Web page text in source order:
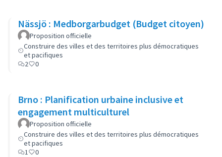
Nässjö : Medborgarbudget (Budget citoyen)
Proposition officielle
Construire des villes et des territoires plus démocratiques
et pacifiques
2
0
Brno : Planification urbaine inclusive et
engagement multiculturel
Proposition officielle
Construire des villes et des territoires plus démocratiques
et pacifiques
1
0